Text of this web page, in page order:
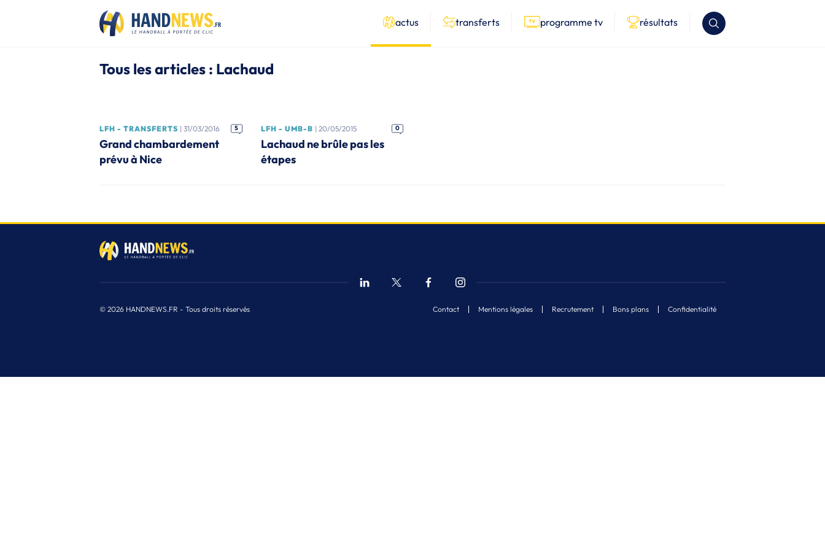
actus transferts programme tv résultats
Tous les articles : Lachaud
LFH - TRANSFERTS | 31/03/2016 5
Grand chambardement
prévu à Nice
LFH - UMB-B | 20/05/2015 0
Lachaud ne brûle pas les
étapes
© 2026 HANDNEWS.FR - Tous droits réservés Contact Mentions légales Recrutement Bons plans Confidentialité